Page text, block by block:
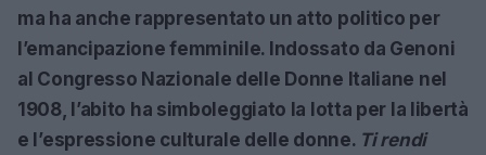
ma ha anche rappresentato un atto politico per
l’emancipazione femminile. Indossato da Genoni
al Congresso Nazionale delle Donne Italiane nel
1908, l’abito ha simboleggiato la lotta per la libertà
e l’espressione culturale delle donne. Ti rendi